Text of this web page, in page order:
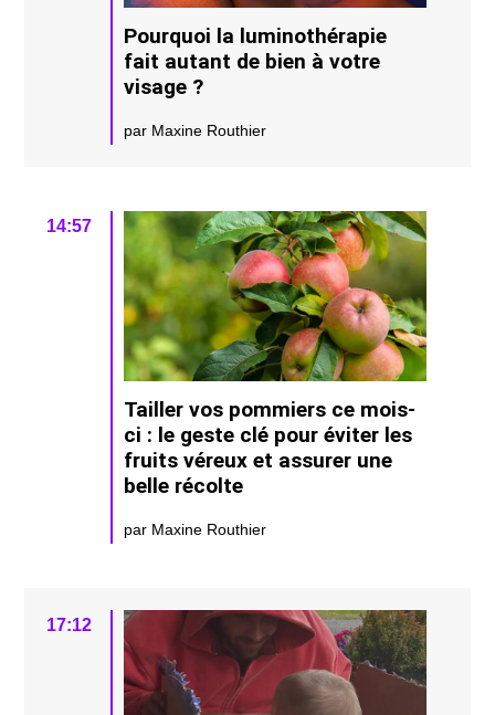
Pourquoi la luminothérapie
fait autant de bien à votre
visage ?
par Maxine Routhier
14:57
Tailler vos pommiers ce mois-
ci : le geste clé pour éviter les
fruits véreux et assurer une
belle récolte
par Maxine Routhier
17:12